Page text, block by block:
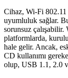
Cihaz, Wi-Fi 802.11
uyumluluk sağlar.
sorunsuz
platformlarda,
hale gelir. Ancak,
CD kullanımı
olup, USB 1.1, 2.0